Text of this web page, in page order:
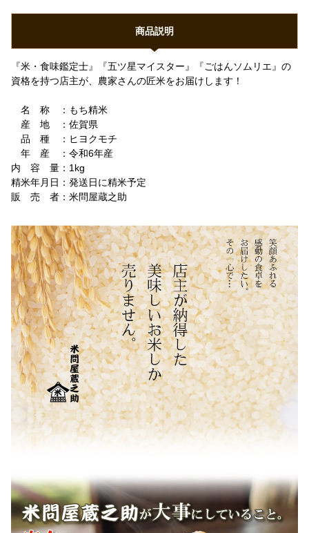
商品説明
『米・食味鑑定士』『五ツ星マイスター』『ごはんソムリエ』の
資格を持つ店主が、農家さんの匠米をお届けします！
名 称 ：もち精米
産 地 ：佐賀県
品 種 ：ヒヨクモチ
年 産 ：令和6年産
内 容 量：1kg
精米年月日：発送日に精米予定
販 売 者：米問屋蔵之助